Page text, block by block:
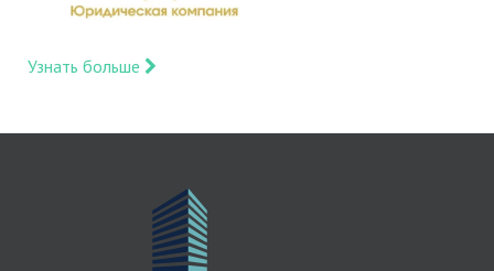
Узнать больше